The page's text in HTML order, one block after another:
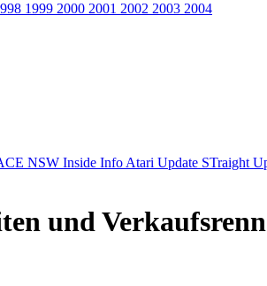
1999 2000 2001 2002 2003 2004
NSW Inside Info Atari Update STraight
und